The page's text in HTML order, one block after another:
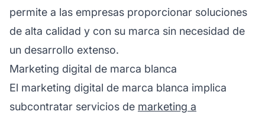
permite a las empresas proporcionar soluciones
de alta calidad y con su marca sin necesidad de
un desarrollo extenso.
Marketing digital de marca blanca
El marketing digital de marca blanca implica
subcontratar servicios de marketing a